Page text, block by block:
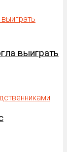
выиграть